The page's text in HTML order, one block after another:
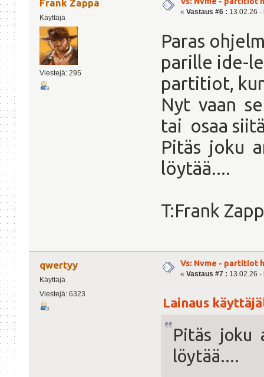
Frank Zappa
Käyttäjä
Viestejä: 295
« Vastaus #6 : 13.02.26 -
Paras
parille ide-
partitiot,
Nyt vaan
tai osaa
Pitäs joku
löytää....
T:Frank
qwertyy
Käyttäjä
Viestejä: 6323
Vs: Nvme - partitiot
« Vastaus #7 : 13.02.26 -
Lainaus
Pitäs joku
löytää....